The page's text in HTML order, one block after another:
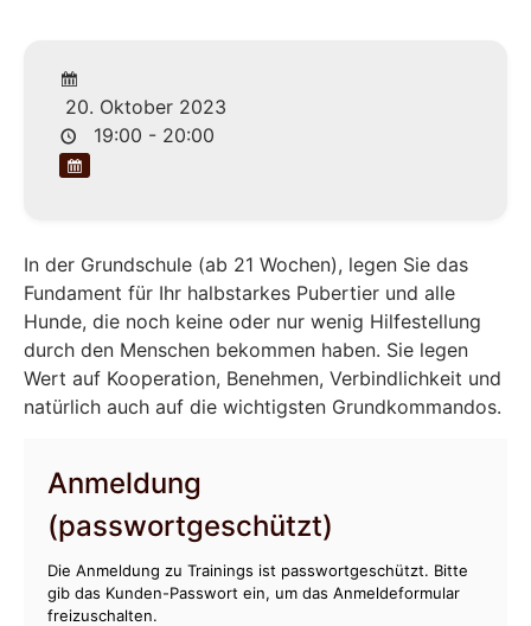
20. Oktober 2023
19:00 - 20:00
In der Grundschule (ab 21 Wochen), legen Sie das
Fundament für Ihr halbstarkes Pubertier und alle
Hunde, die noch keine oder nur wenig Hilfestellung
durch den Menschen bekommen haben. Sie legen
Wert auf Kooperation, Benehmen, Verbindlichkeit und
natürlich auch auf die wichtigsten Grundkommandos.
Anmeldung
(passwortgeschützt)
Die Anmeldung zu Trainings ist passwortgeschützt. Bitte
gib das Kunden-Passwort ein, um das Anmeldeformular
freizuschalten.